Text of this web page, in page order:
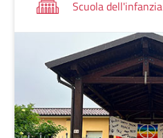
Scuola dell'infanzia